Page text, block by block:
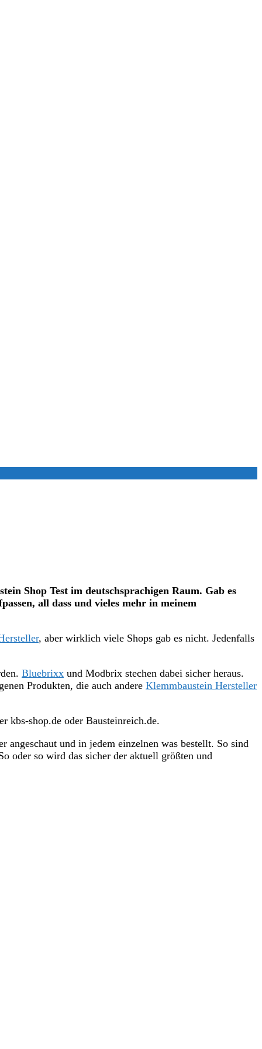
Shop Test im deutschsprachigen Raum. Gab es
all dass und vieles mehr in meinem
, aber wirklich viele Shops gab es nicht. Jedenfalls
Bluebrixx und Modbrix stechen dabei sicher heraus.
Produkten, die auch andere Klemmbaustein Hersteller
kbs-shop.de oder Bausteinreich.de.
und in jedem einzelnen was bestellt. So sind
oder so wird das sicher der aktuell größten und